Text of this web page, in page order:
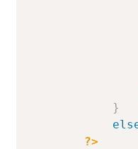
}
?>